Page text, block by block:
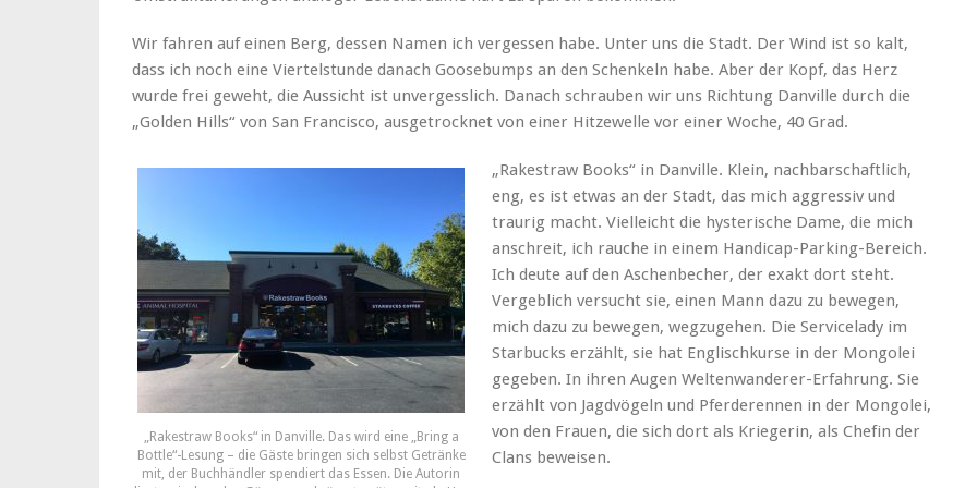
Wir fahren auf einen Berg, dessen Namen ich vergessen habe. Unter uns die Stadt. Der Wind ist so kalt,
dass ich noch eine Viertelstunde danach Goosebumps an den Schenkeln habe. Aber der Kopf, das Herz
wurde frei geweht, die Aussicht ist unvergesslich. Danach schrauben wir uns Richtung Danville durch die
„Golden Hills“ von San Francisco, ausgetrocknet von einer Hitzewelle vor einer Woche, 40 Grad.
„Rakestraw Books“ in Danville. Das wird eine „Bring a
Bottle“-Lesung – die Gäste bringen sich selbst Getränke
mit, der Buchhändler spendiert das Essen. Die Autorin
„Rakestraw Books“ in Danville. Klein, nachbarschaftlich,
eng, es ist etwas an der Stadt, das mich aggressiv und
traurig macht. Vielleicht die hysterische Dame, die mich
anschreit, ich rauche in einem Handicap-Parking-Bereich.
Ich deute auf den Aschenbecher, der exakt dort steht.
Vergeblich versucht sie, einen Mann dazu zu bewegen,
mich dazu zu bewegen, wegzugehen. Die Servicelady im
Starbucks erzählt, sie hat Englischkurse in der Mongolei
gegeben. In ihren Augen Weltenwanderer-Erfahrung. Sie
erzählt von Jagdvögeln und Pferderennen in der Mongolei,
von den Frauen, die sich dort als Kriegerin, als Chefin der
Clans beweisen.